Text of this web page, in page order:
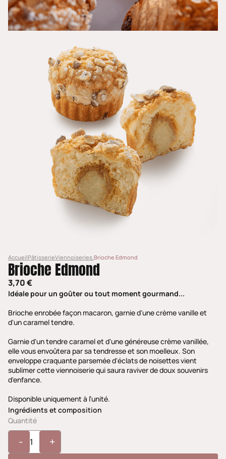
AccueilPâtisserieViennoiseries.Brioche Edmond
Brioche Edmond
3,70 €
Idéale pour un goûter ou tout moment gourmand...
Brioche enrobée façon macaron, garnie d'une crème vanille et
d'un caramel tendre.
Garnie d'un tendre caramel et d'une généreuse crème vanillée,
elle vous envoûtera par sa tendresse et son moelleux. Son
enveloppe craquante parsemée d'éclats de noisettes vient
sublimer cette viennoiserie qui saura raviver de doux souvenirs
d'enfance.
Disponible uniquement à l’unité.
Ingrédients et composition
Quantité
- +